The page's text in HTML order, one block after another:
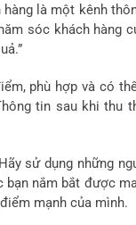
là một kênh
sóc khách hàng
phù hợp và có
tin sau khi thu
sử dụng những
nắm bắt được
mạnh của mình.